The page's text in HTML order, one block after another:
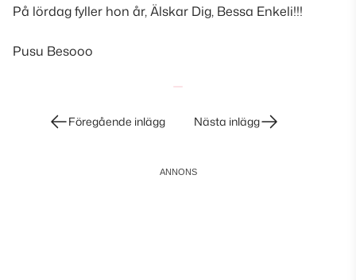
På lördag fyller hon år, Älskar Dig, Bessa Enkeli!!!
Pusu Besooo
InläggsnavigeringFöregående inlägg Nästa inlägg